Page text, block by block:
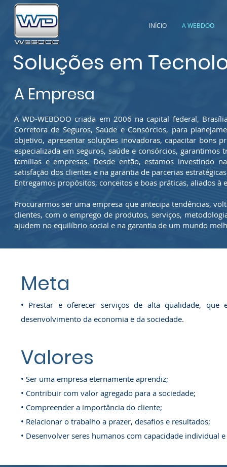
INÍCIO A WEBDOO
Soluções em
A Empresa
A WD-WEBDOO criada em 2006 na capital federal,
Corretora de Seguros, Saúde e Consórcios, para
objetivo, apresentar soluções inovadoras, capacitar bons
especializada em seguros, saúde e consórcios,
famílias e empresas. Desde então, estamos investindo
satisfação dos clientes e na garantia de parcerias
Entregamos propósitos, conceitos e boas práticas, aliados
Procurarmos ser uma empresa que antecipa tendências,
clientes, com o emprego de produtos, serviços,
ajudem no equilíbrio social e na garantia de um mundo
Meta
• Prestar e oferecer serviços de alta qualidade, que
desenvolvimento da economia e da sociedade.
Valores
• Ser uma empresa eternamente aprendiz;
• Contribuir com valor agregado para a sociedade;
• Compreender a importância do cliente;
• Relacionar o trabalho a prazer, desafios e resultados;
• Desenvolver seres humanos com capacidade individual